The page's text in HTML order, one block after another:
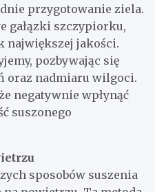
przygotowanie ziela.
gałązki szczypiorku,
największej jakości.
pozbywając się
oraz nadmiaru wilgoci.
negatywnie wpłynąć
suszonego
sposobów suszenia